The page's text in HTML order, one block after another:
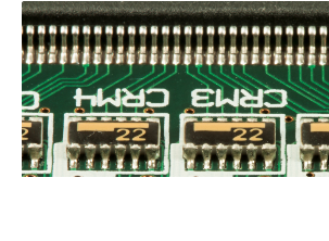
18100 浏览
17978 浏览